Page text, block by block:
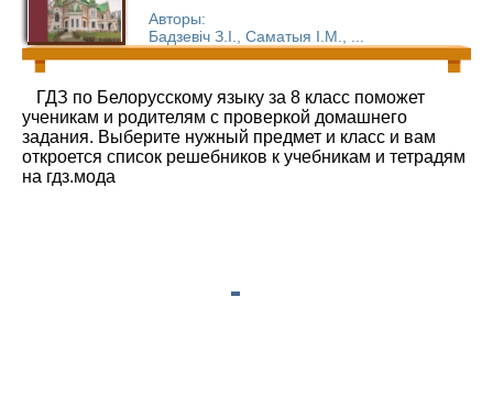
Авторы:
Бадзевіч З.І., Саматыя І.М., ...
ГДЗ по Белорусскому языку за 8 класс поможет
ученикам и родителям с проверкой домашнего
задания. Выберите нужный предмет и класс и вам
откроется список решебников к учебникам и тетрадям
на гдз.мода